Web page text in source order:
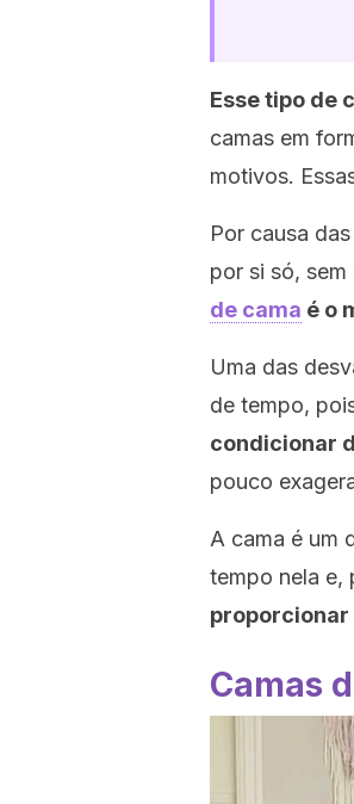
Esse tipo de
camas em
motivos.
Por causa
por si só,
de cama é o
Uma das
de tempo,
condicionar
pouco
A cama é um
tempo nela e,
proporcionar
Camas